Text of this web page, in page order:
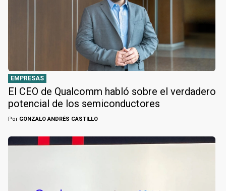
EMPRESAS
El CEO de Qualcomm habló sobre el verdadero
potencial de los semiconductores
Por GONZALO ANDRÉS CASTILLO